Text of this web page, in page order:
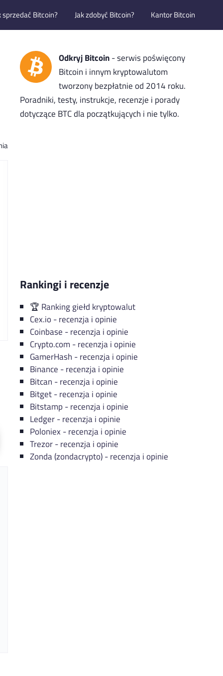
sprzedać Bitcoin? Jak zdobyć Bitcoin? Kantor Bitcoin
Odkryj Bitcoin- serwis poświęcony
Bitcoin i innym kryptowalutom
tworzony bezpłatnie od 2014 roku.
Poradniki, testy, instrukcje, recenzje i porady
dotyczące BTC dla początkujących i nie tylko.
Rankingi i recenzje
🏆️ Ranking giełd kryptowalut
Cex.io - recenzja i opinie
Coinbase - recenzja i opinie
Crypto.com - recenzja i opinie
GamerHash - recenzja i opinie
Binance - recenzja i opinie
Bitcan - recenzja i opinie
Bitget - recenzja i opinie
Bitstamp - recenzja i opinie
Ledger - recenzja i opinie
Poloniex - recenzja i opinie
Trezor - recenzja i opinie
Zonda (zondacrypto) - recenzja i opinie